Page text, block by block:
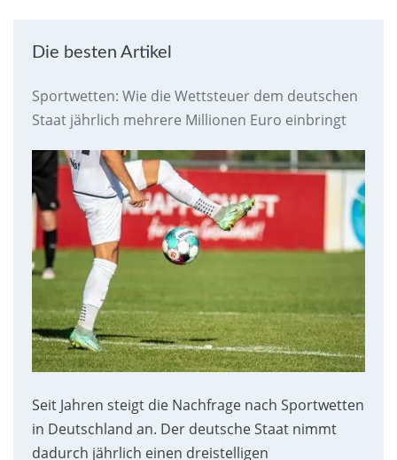
Die besten Artikel
Sportwetten: Wie die Wettsteuer dem deutschen
Staat jährlich mehrere Millionen Euro einbringt
Seit Jahren steigt die Nachfrage nach Sportwetten
in Deutschland an. Der deutsche Staat nimmt
dadurch jährlich einen dreistelligen